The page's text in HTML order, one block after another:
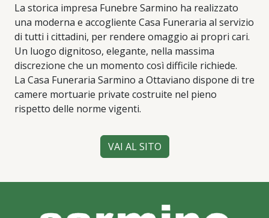
La storica impresa Funebre Sarmino ha realizzato
una moderna e accogliente Casa Funeraria al servizio
di tutti i cittadini, per rendere omaggio ai propri cari.
Un luogo dignitoso, elegante, nella massima
discrezione che un momento così difficile richiede.
La Casa Funeraria Sarmino a Ottaviano dispone di tre
camere mortuarie private costruite nel pieno
rispetto delle norme vigenti.
VAI AL SITO